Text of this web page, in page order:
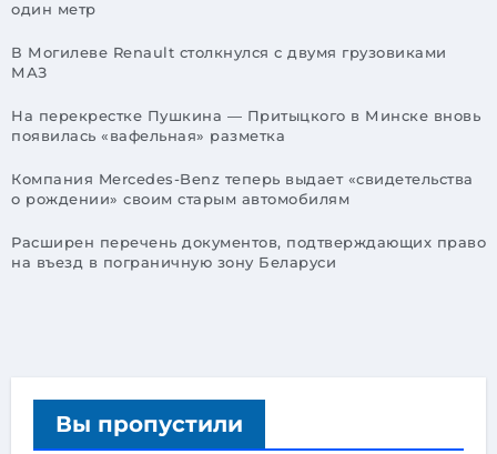
один метр
В Могилеве Renault столкнулся с двумя грузовиками
МАЗ
На перекрестке Пушкина — Притыцкого в Минске вновь
появилась «вафельная» разметка
Компания Mercedes-Benz теперь выдает «свидетельства
о рождении» своим старым автомобилям
Расширен перечень документов, подтверждающих право
на въезд в пограничную зону Беларуси
Вы пропустили